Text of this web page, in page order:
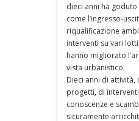
dieci anni ha
come l’ingresso-
riqualificazione
interventi su vari
hanno migliorato
vista urbanistico.
Dieci anni di attività,
progetti, di
conoscenze e
sicuramente